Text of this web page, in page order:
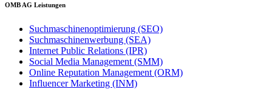
OMB AG Leistungen
Suchmaschinenoptimierung (SEO)
Suchmaschinenwerbung (SEA)
Internet Public Relations (IPR)
Social Media Management (SMM)
Online Reputation Management (ORM)
Influencer Marketing (INM)